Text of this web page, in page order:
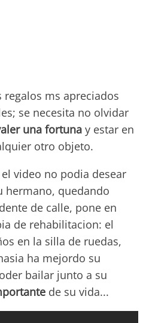
ms apreciados
se necesita no olvidar
una fortuna y estar en
otro objeto.
video no podia desear
hermano, quedando
de calle, pone en
de rehabilitacion: el
en la silla de ruedas,
ha mejordo su
bailar junto a su
de su vida...